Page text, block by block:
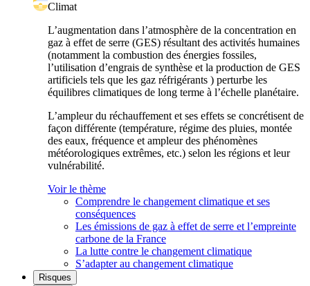
Climat
L’augmentation dans l’atmosphère de la concentration en
gaz à effet de serre (GES) résultant des activités humaines
(notamment la combustion des énergies fossiles,
l’utilisation d’engrais de synthèse et la production de GES
artificiels tels que les gaz réfrigérants ) perturbe les
équilibres climatiques de long terme à l’échelle planétaire.
L’ampleur du réchauffement et ses effets se concrétisent de
façon différente (température, régime des pluies, montée
des eaux, fréquence et ampleur des phénomènes
météorologiques extrêmes, etc.) selon les régions et leur
vulnérabilité.
Voir le thème
Comprendre le changement climatique et ses
conséquences
Les émissions de gaz à effet de serre et l’empreinte
carbone de la France
La lutte contre le changement climatique
S’adapter au changement climatique
Risques